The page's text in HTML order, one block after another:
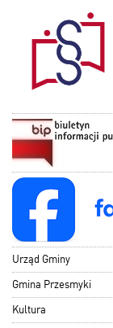
Urząd Gminy
Gmina Przesmyki
Kultura